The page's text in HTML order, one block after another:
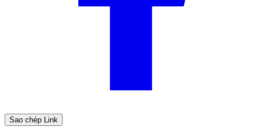
Sao chép Link